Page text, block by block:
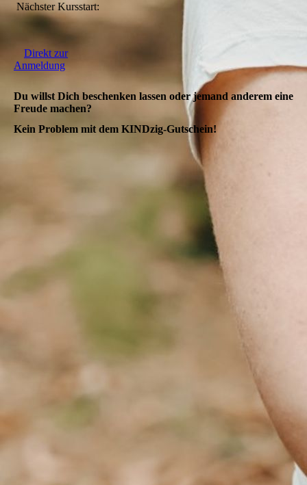
Nächster Kursstart:
Direkt zur
Anmeldung
Du willst Dich beschenken lassen oder jemand anderem eine
Freude machen?
Kein Problem mit dem KINDzig-Gutschein!